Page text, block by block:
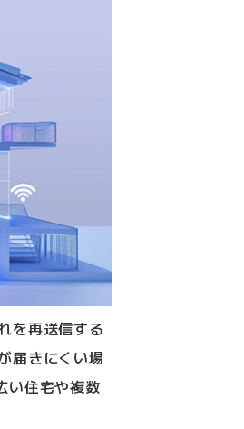
を再送信する
届きにくい場
い住宅や複数